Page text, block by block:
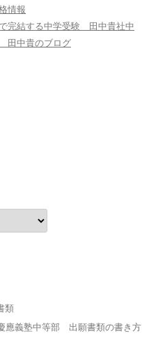
情報
完結する中学受験 田中貴社中
田中貴のブログ
類
應義塾中等部 出願書類の書き方